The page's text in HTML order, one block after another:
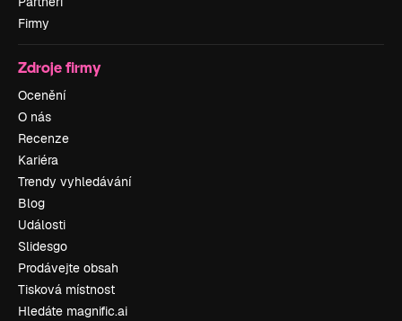
Firmy
Zdroje firmy
Ocenění
O nás
Recenze
Kariéra
Trendy vyhledávání
Blog
Události
Slidesgo
Prodávejte obsah
Tisková místnost
Hledáte magnific.ai